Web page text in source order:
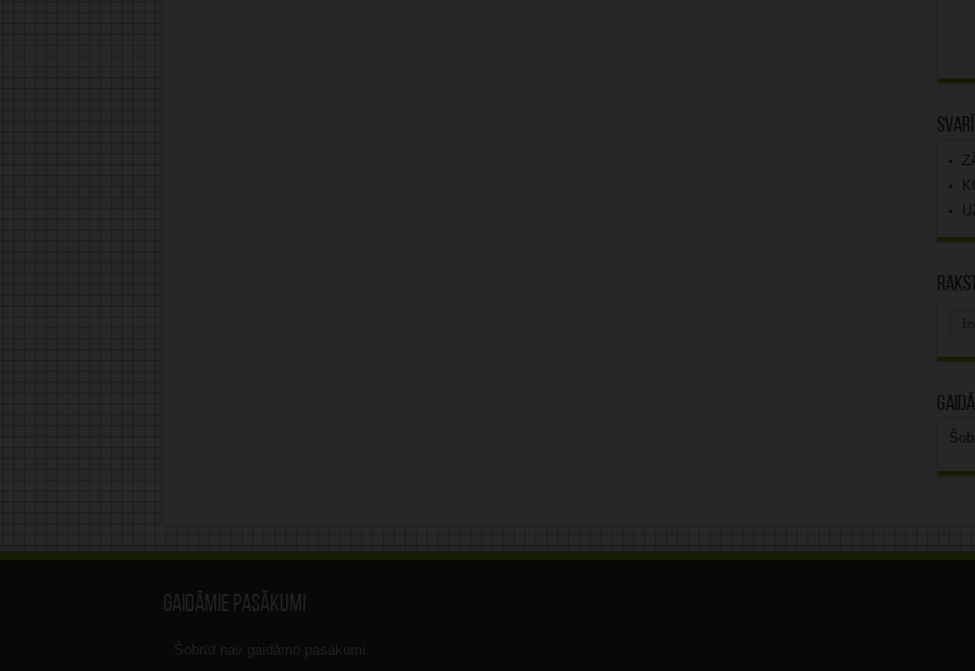
Gaidāmie pasākumi
Šobrīd nav gaidāmo pasākumi.